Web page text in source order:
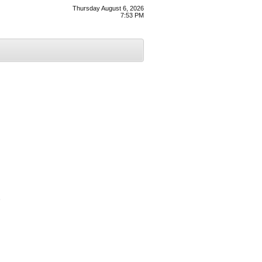
Thursday August 6, 2026
7:53 PM